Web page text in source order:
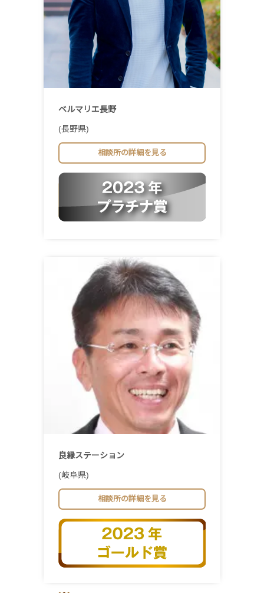
ベルマリエ長野
(長野県)
相談所の詳細を見る
良縁ステーション
(岐阜県)
相談所の詳細を見る